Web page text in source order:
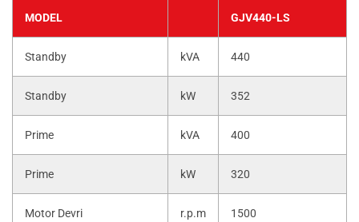
MODEL GJV440-LS
Standby kVA 440
Standby kW 352
Prime kVA 400
Prime kW 320
Motor Devri r.p.m 1500